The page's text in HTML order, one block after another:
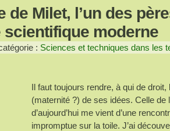
de Milet, l’un des
scientifique moderne
: Sciences et techniques dans les
Il faut toujours rendre, à qui de droit,
(maternité ?) de ses idées. Celle de
d’aujourd’hui me vient d’une
impromptue sur la toile. J’ai